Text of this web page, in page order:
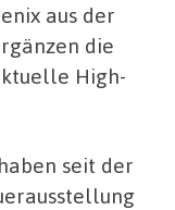
aus der
die
High-
seit der